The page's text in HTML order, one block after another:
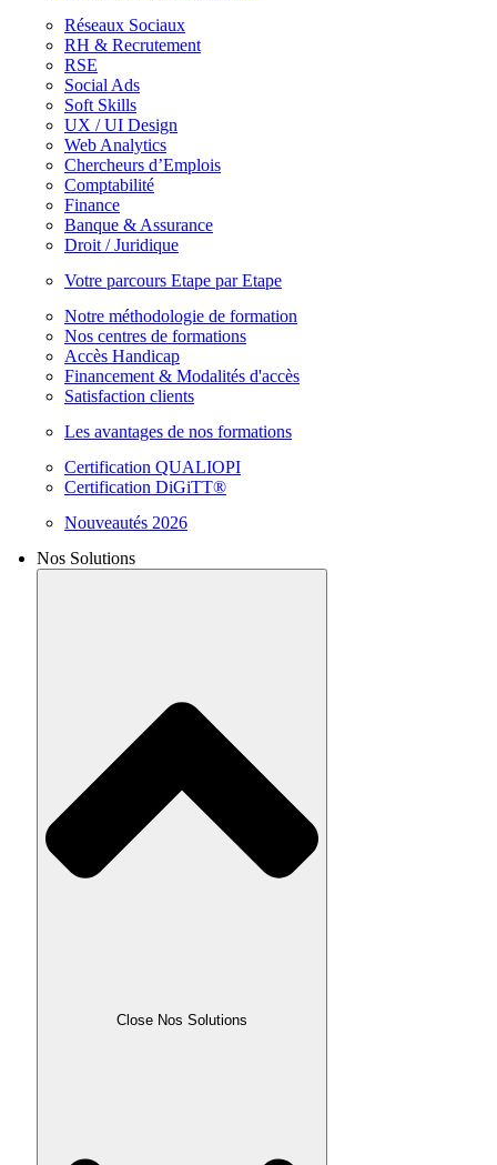
Réseaux Sociaux
RH & Recrutement
RSE
Social Ads
Soft Skills
UX / UI Design
Web Analytics
Chercheurs d’Emplois
Comptabilité
Finance
Banque & Assurance
Droit / Juridique
Votre parcours Etape par Etape
Notre méthodologie de formation
Nos centres de formations
Accès Handicap
Financement & Modalités d'accès
Satisfaction clients
Les avantages de nos formations
Certification QUALIOPI
Certification DiGiTT®
Nouveautés 2026
Nos Solutions
Close Nos Solutions